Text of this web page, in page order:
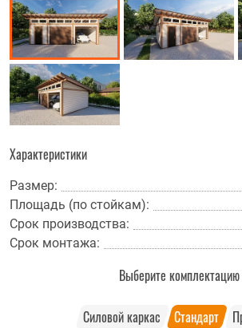
Характеристики
Размер:
Площадь (по стойкам):
Срок производства:
Срок монтажа:
Выберите комплектацию
Силовой каркас Стандарт